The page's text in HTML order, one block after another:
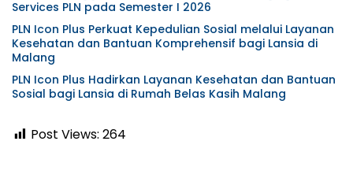
Services PLN pada Semester I 2026
PLN Icon Plus Perkuat Kepedulian Sosial melalui Layanan
Kesehatan dan Bantuan Komprehensif bagi Lansia di
Malang
PLN Icon Plus Hadirkan Layanan Kesehatan dan Bantuan
Sosial bagi Lansia di Rumah Belas Kasih Malang
Post Views: 264